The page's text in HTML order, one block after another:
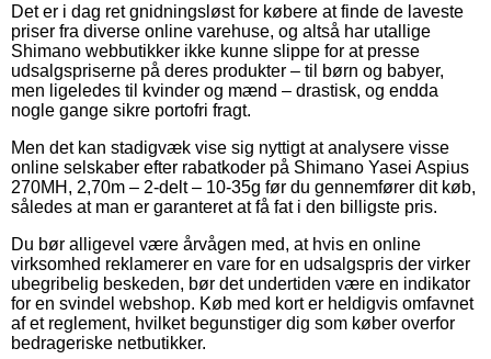
Det er i dag ret gnidningsløst for købere at finde de laveste
priser fra diverse online varehuse, og altså har utallige
Shimano webbutikker ikke kunne slippe for at presse
udsalgspriserne på deres produkter – til børn og babyer,
men ligeledes til kvinder og mænd – drastisk, og endda
nogle gange sikre portofri fragt.
Men det kan stadigvæk vise sig nyttigt at analysere visse
online selskaber efter rabatkoder på Shimano Yasei Aspius
270MH, 2,70m – 2-delt – 10-35g før du gennemfører dit køb,
således at man er garanteret at få fat i den billigste pris.
Du bør alligevel være årvågen med, at hvis en online
virksomhed reklamerer en vare for en udsalgspris der virker
ubegribelig beskeden, bør det undertiden være en indikator
for en svindel webshop. Køb med kort er heldigvis omfavnet
af et reglement, hvilket begunstiger dig som køber overfor
bedrageriske netbutikker.